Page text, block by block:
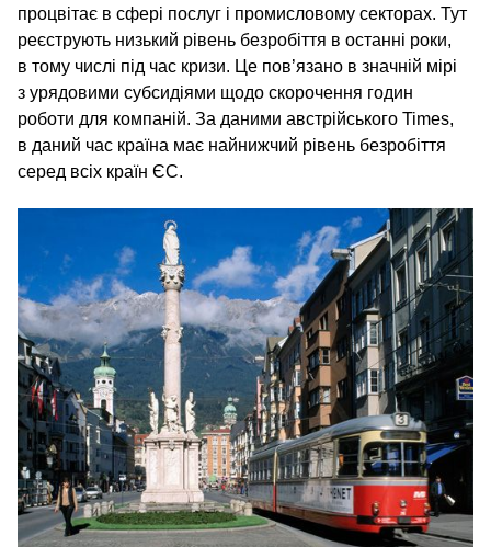
процвітає в сфері послуг і промисловому секторах. Тут
реєструють низький рівень безробіття в останні роки,
в тому числі під час кризи. Це пов’язано в значній мірі
з урядовими субсидіями щодо скорочення годин
роботи для компаній. За даними австрійського Times,
в даний час країна має найнижчий рівень безробіття
серед всіх країн ЄС.